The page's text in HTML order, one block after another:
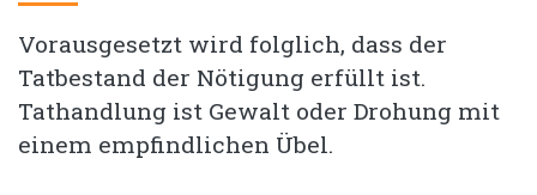
Vorausgesetzt wird folglich, dass der
Tatbestand der Nötigung erfüllt ist.
Tathandlung ist Gewalt oder Drohung mit
einem empfindlichen Übel.